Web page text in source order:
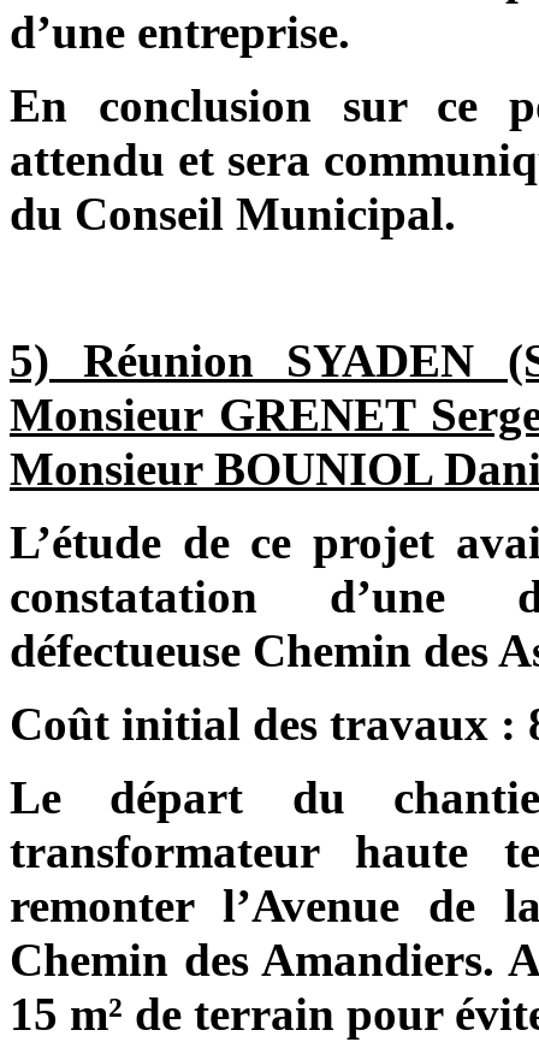
d’une entreprise.
En conclusion sur ce
attendu et sera
du Conseil Municipal.
5) Réunion SYADEN
Monsieur GRENET
Monsieur BOUNIOL
L’étude de ce projet
constatation d’une
défectueuse Chemin des
Coût initial des travaux :
Le départ du
transformateur haute
remonter l’Avenue de
Chemin des Amandiers.
15 m² de terrain pour